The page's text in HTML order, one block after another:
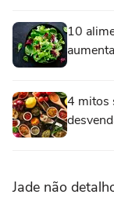
10
4 mitos
Jade não